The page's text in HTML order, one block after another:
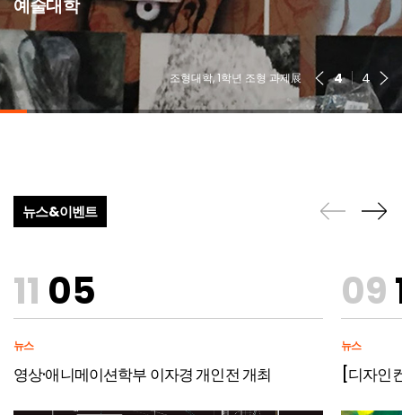
예술대학
조형대학, 1학년 조형 과제展 4 4
뉴스&이벤트
11 05
뉴스
영상·애니메이션학부 이자경 개인전 개최
09
뉴스